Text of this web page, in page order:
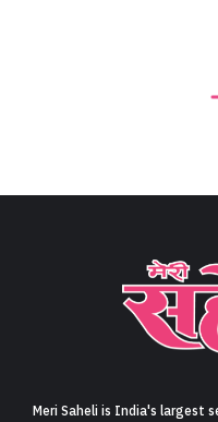
लघुकथा- किरकिरी
5 min read